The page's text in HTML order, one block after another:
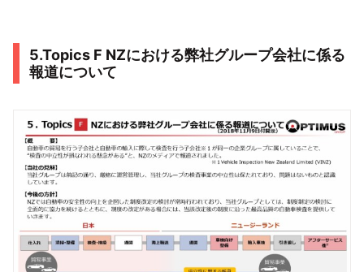
5.Topics F NZにおける弊社グループ会社に係る
報道について